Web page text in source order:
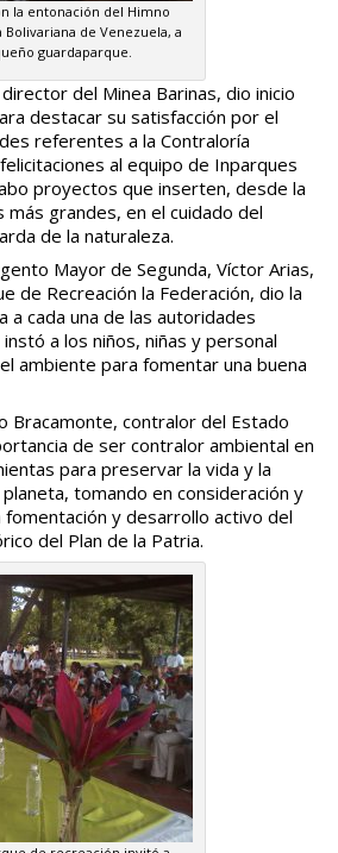
la entonación del Himno
Bolivariana de Venezuela, a
guardaparque.
del Minea Barinas, dio inicio
destacar su satisfacción por el
referentes a la Contraloría
al equipo de Inparques
proyectos que inserten, desde la
más grandes, en el cuidado del
de la naturaleza.
Mayor de Segunda, Víctor Arias,
de Recreación la Federación, dio la
a cada una de las autoridades
a los niños, niñas y personal
ambiente para fomentar una buena
Bracamonte, contralor del Estado
de ser contralor ambiental en
para preservar la vida y la
tomando en consideración y
fomentación y desarrollo activo del
del Plan de la Patria.